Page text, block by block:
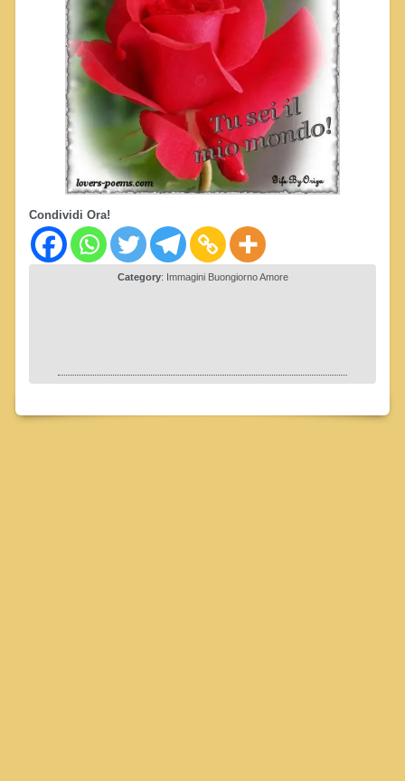
Condividi Ora!
Category: Immagini Buongiorno Amore